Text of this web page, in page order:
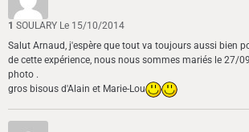
1 SOULARY Le 15/10/2014
Salut Arnaud, j'espère que tout va toujours aussi bien
de cette expérience, nous nous sommes mariés le 27/
photo .
gros bisous d'Alain et Marie-Lou